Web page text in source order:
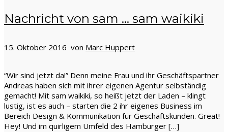
Nachricht von sam … sam waikiki
15. Oktober 2016 von Marc Huppert
“Wir sind jetzt da!” Denn meine Frau und ihr Geschäftspartner
Andreas haben sich mit ihrer eigenen Agentur selbständig
gemacht! Mit sam waikiki, so heißt jetzt der Laden – klingt
lustig, ist es auch – starten die 2 ihr eigenes Business im
Bereich Design & Kommunikation für Geschäftskunden. Great!
Hey! Und im quirligem Umfeld des Hamburger […]